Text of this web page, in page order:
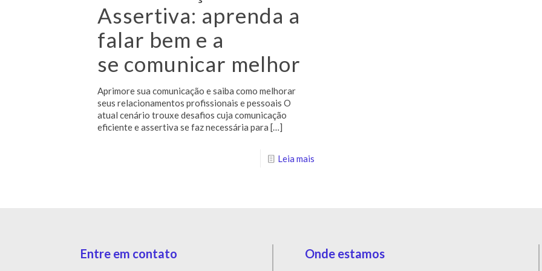
Assertiva: aprenda a
falar bem e a
se comunicar melhor
Aprimore sua comunicação e saiba como melhorar
seus relacionamentos profissionais e pessoais O
atual cenário trouxe desafios cuja comunicação
eficiente e assertiva se faz necessária para […]
Leia mais
Entre em contato Onde estamos